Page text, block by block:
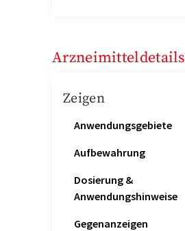
Arzneimitteldetails
Zeigen
Anwendungsgebiete
Aufbewahrung
Dosierung &
Anwendungshinweise
Gegenanzeigen